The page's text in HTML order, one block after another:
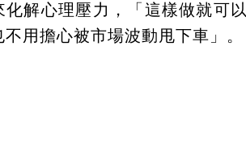
化解心理壓力，「這樣做就可
不用擔心被市場波動甩下車」。